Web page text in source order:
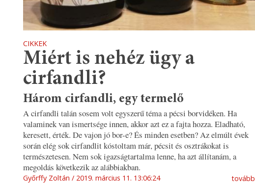
CIKKEK
Miért is nehéz ügy a
cirfandli?
Három cirfandli, egy termelő
A cirfandli talán sosem volt egyszerű téma a pécsi borvidéken. Ha
valaminek van ismertsége innen, akkor azt ez a fajta hozza. Eladható,
keresett, érték. De vajon jó bor-e? És minden esetben? Az elmúlt évek
során elég sok cirfandlit kóstoltam már, pécsit és osztrákokat is
természetesen. Nem sok igazságtartalma lenne, ha azt állítanám, a
megoldás következik az alábbiakban.
Győrffy Zoltán 2019. március 11. 13:06:24 tovább